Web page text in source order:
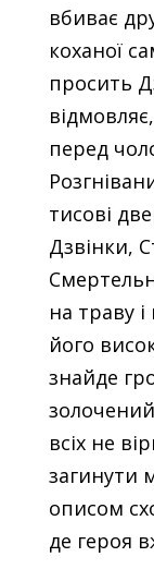
вбиває
коханої
просить
перед
тисові
Дзвінки,
на траву
його
знайде
золочений
всіх не
загинути
описом
де героя